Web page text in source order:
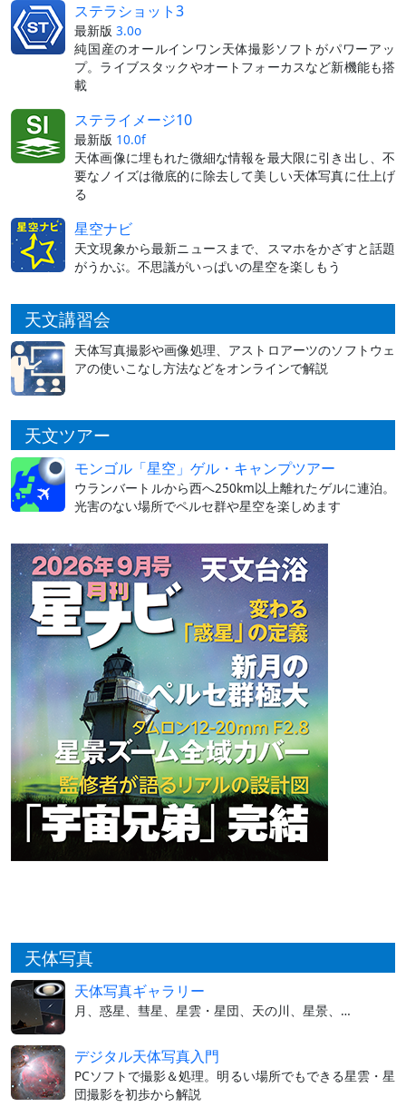
ステラショット3
最新版 3.0o
純国産のオールインワン天体撮影ソフトがパワーアッ
プ。ライブスタックやオートフォーカスなど新機能も搭
載
ステライメージ10
最新版 10.0f
天体画像に埋もれた微細な情報を最大限に引き出し、不
要なノイズは徹底的に除去して美しい天体写真に仕上げ
る
星空ナビ
天文現象から最新ニュースまで、スマホをかざすと話題
がうかぶ。不思議がいっぱいの星空を楽しもう
天文講習会
天体写真撮影や画像処理、アストロアーツのソフトウェ
アの使いこなし方法などをオンラインで解説
天文ツアー
モンゴル「星空」ゲル・キャンプツアー
ウランバートルから西へ250km以上離れたゲルに連泊。
光害のない場所でペルセ群や星空を楽しめます
天体写真
天体写真ギャラリー
月、惑星、彗星、星雲・星団、天の川、星景、…
デジタル天体写真入門
PCソフトで撮影＆処理。明るい場所でもできる星雲・星
団撮影を初歩から解説